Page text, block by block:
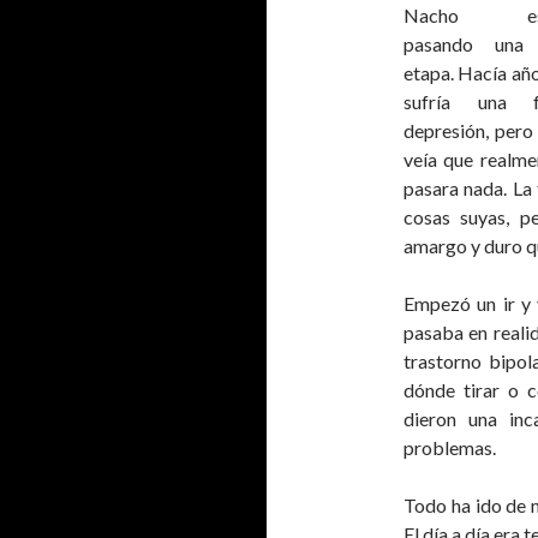
Nacho
pasando una
etapa. Hacía
sufría una
depresión, pero
veía que
pasara nada.
cosas suyas,
amargo y duro
Empezó un ir
pasaba en
trastorno
dónde tirar o
dieron una
problemas.
Todo ha ido de